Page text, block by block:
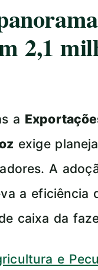
2,1
a
exige
A
a eficiência
caixa da
e